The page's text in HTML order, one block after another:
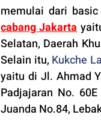
memulai dari
cabang Jakarta
Selatan, Daerah
Selain itu, Kukche
yaitu di Jl. Ahmad
Padjajaran No.
Juanda No.84,